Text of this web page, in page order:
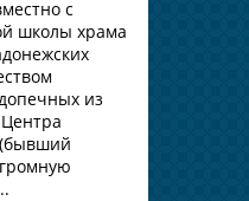
с
школы храма
из